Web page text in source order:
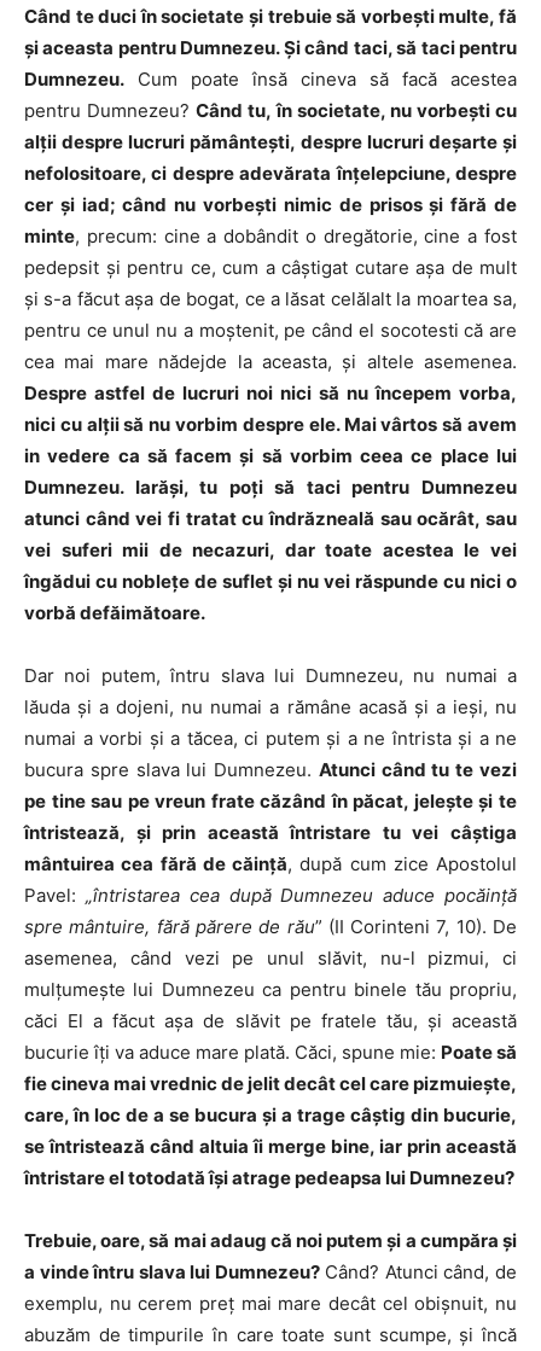
Când te duci în societate şi trebuie să vorbeşti multe, fă
şi aceasta pentru Dumnezeu. Şi când taci, să taci pentru
Dumnezeu. Cum poate însă cineva să facă acestea
pentru Dumnezeu?Când tu, în societate, nu vorbeşti cu
alţii despre lucruri pământeşti, despre lucruri deşarte şi
nefolositoare, ci despre adevărata înţelepciune, despre
cer şi iad; când nu vorbeşti nimic de prisos şi fără de
minte, precum: cine a dobândit o dregătorie, cine a fost
pedepsit şi pentru ce, cum a câştigat cutare aşa de mult
şi s-a făcut aşa de bogat, ce a lăsat celălalt la moartea sa,
pentru ce unul nu a moştenit, pe când el socotesti că are
cea mai mare nădejde la aceasta, şi altele asemenea.
Despre astfel de lucruri noi nici să nu începem vorba,
nici cu alţii să nu vorbim despre ele. Mai vârtos să avem
in vedere ca să facem şi să vorbim ceea ce place lui
Dumnezeu. Iarăşi, tu poţi să taci pentru Dumnezeu
atunci când vei fi tratat cu îndrăzneală sau ocărât, sau
vei suferi mii de necazuri, dar toate acestea le vei
îngădui cu nobleţe de suflet şi nu vei răspunde cu nici o
vorbă defăimătoare.
Dar noi putem, întru slava lui Dumnezeu, nu numai a
lăuda şi a dojeni, nu numai a rămâne acasă şi a ieşi, nu
numai a vorbi şi a tăcea, ci putem şi a ne întrista şi a ne
bucura spre slava lui Dumnezeu. Atunci când tu te vezi
pe tine sau pe vreun frate căzând în păcat, jeleşte şi te
întristează, şi prin această întristare tu vei câştiga
mântuirea cea fără de căinţă, după cum zice Apostolul
Pavel: „întristarea cea după Dumnezeu aduce pocăinţă
spre mântuire, fără părere de rău” (II Corinteni 7, 10). De
asemenea, când vezi pe unul slăvit, nu-l pizmui, ci
mulţumeşte lui Dumnezeu ca pentru binele tău propriu,
căci El a făcut aşa de slăvit pe fratele tău, şi această
bucurie îţi va aduce mare plată. Căci, spune mie: Poate să
fie cineva mai vrednic de jelit decât cel care pizmuieşte,
care, în loc de a se bucura şi a trage câştig din bucurie,
se întristează când altuia îi merge bine, iar prin această
întristare el totodată îşi atrage pedeapsa lui Dumnezeu?
Trebuie, oare, să mai adaug că noi putem şi a cumpăra şi
a vinde întru slava lui Dumnezeu?Când? Atunci când, de
exemplu, nu cerem preţ mai mare decât cel obişnuit, nu
abuzăm de timpurile în care toate sunt scumpe, şi încă